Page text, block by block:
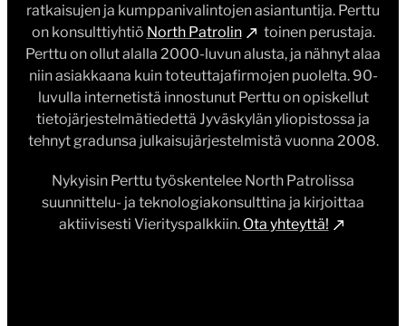
ratkaisujen ja kumppanivalintojen asiantuntija. Perttu
on konsulttiyhtiö North Patrolin
toinen perustaja.
Perttu on ollut alalla 2000-luvun alusta, ja nähnyt alaa
niin asiakkaana kuin toteuttajafirmojen puolelta. 90-
luvulla internetistä innostunut Perttu on opiskellut
tietojärjestelmätiedettä Jyväskylän yliopistossa ja
tehnyt gradunsa julkaisujärjestelmistä vuonna 2008.
Nykyisin Perttu työskentelee North Patrolissa
suunnittelu- ja teknologiakonsulttina ja kirjoittaa
aktiivisesti Vierityspalkkiin. Ota yhteyttä!